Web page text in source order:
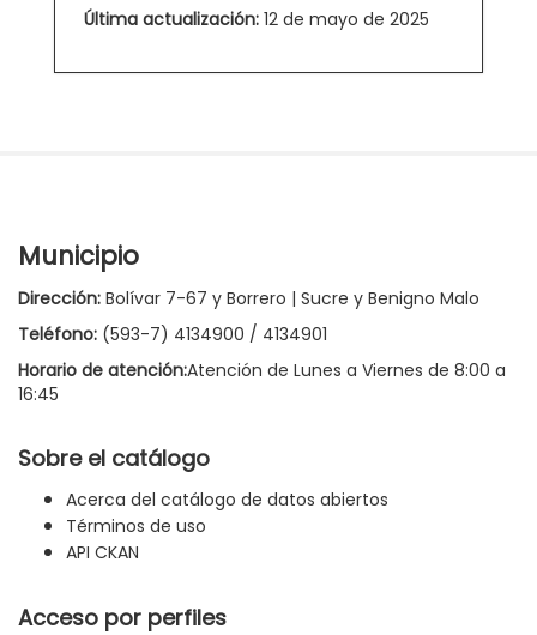
Última actualización: 12 de mayo de 2025
Municipio
Dirección: Bolívar 7-67 y Borrero | Sucre y Benigno Malo
Teléfono: (593-7) 4134900 / 4134901
Horario de atención:Atención de Lunes a Viernes de 8:00 a
16:45
Sobre el catálogo
Acerca del catálogo de datos abiertos
Términos de uso
API CKAN
Acceso por perfiles